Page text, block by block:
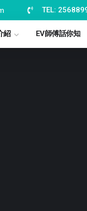
TEL:
紹 EV師傅話你知